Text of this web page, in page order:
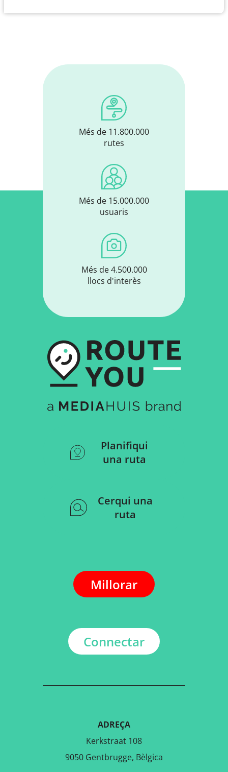
Més de 11.800.000
rutes
Més de 15.000.000
usuaris
Més de 4.500.000
llocs d'interès
Planifiqui
una ruta
Cerqui una
ruta
Millorar
Connectar
ADREÇA
Kerkstraat 108
9050 Gentbrugge, Bèlgica